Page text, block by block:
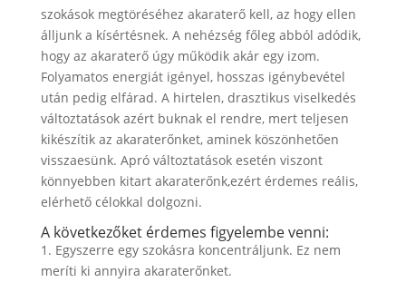
szokások megtöréséhez akaraterő kell, az hogy ellen
álljunk a kísértésnek. A nehézség főleg abból adódik,
hogy az akaraterő úgy működik akár egy izom.
Folyamatos energiát igényel, hosszas igénybevétel
után pedig elfárad. A hirtelen, drasztikus viselkedés
változtatások azért buknak el rendre, mert teljesen
kikészítik az akaraterőnket, aminek köszönhetően
visszaesünk. Apró változtatások esetén viszont
könnyebben kitart akaraterőnk,ezért érdemes reális,
elérhető célokkal dolgozni.
A következőket érdemes figyelembe venni:
1. Egyszerre egy szokásra koncentráljunk. Ez nem
meríti ki annyira akaraterőnket.